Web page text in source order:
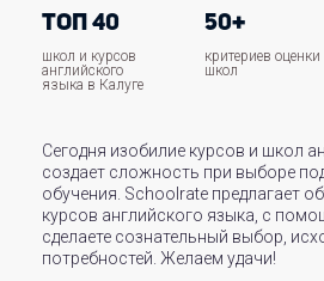
ТОП 40
школ и курсов
английского
языка в Калуге
50+
критериев оценки
школ
Сегодня изобилие курсов и школ
создает сложность при выборе
обучения. Schoolrate предлагает
курсов английского языка, с
сделаете сознательный выбор,
потребностей. Желаем удачи!